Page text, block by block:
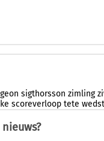
sigthorsson zimling
scoreverloop tete